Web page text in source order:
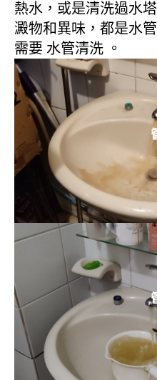
熱水，或是清洗過水
澱物和異味，都是水
需要 水管清洗 。